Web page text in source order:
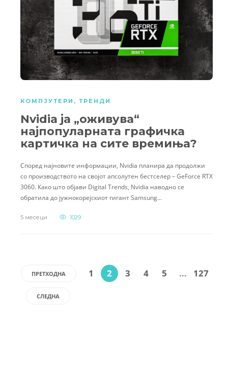
КОМПЈУТЕРИ , ТРЕНДИ
Nvidia ја „оживува“
најпопуларната графичка
картичка на сите времиња?
Според најновите информации, Nvidia планира да продолжи
со производството на својот апсолутен бестселер – GeForce RTX
3060. Како што објави Digital Trends, Nvidia наводно се
обратила до јужнокорејскиот гигант Samsung…
5 месеци 1029
ПРЕТХОДНА 1 2 3 4 5 … 127
СЛЕДНА